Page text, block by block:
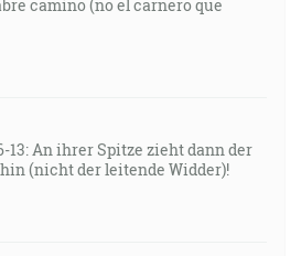
camino (no el carnero que
13: An ihrer Spitze zieht dann der
(nicht der leitende Widder)!